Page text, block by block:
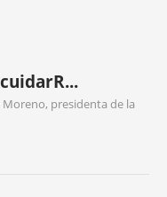
presidenta de la